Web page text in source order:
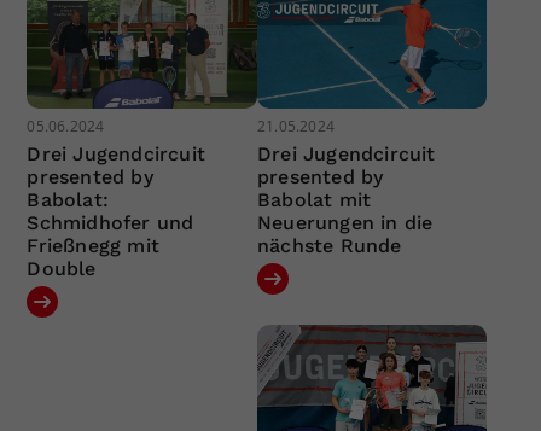
05.06.2024
Drei Jugendcircuit
presented by
Babolat:
Schmidhofer und
Frießnegg mit
Double
21.05.2024
Drei Jugendcircuit
presented by
Babolat mit
Neuerungen in die
nächste Runde